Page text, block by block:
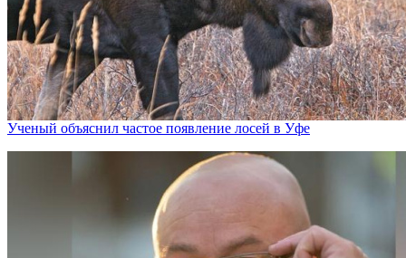
Ученый объяснил частое появление лосей в Уфе